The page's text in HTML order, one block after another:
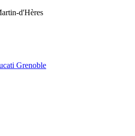
d'Hères